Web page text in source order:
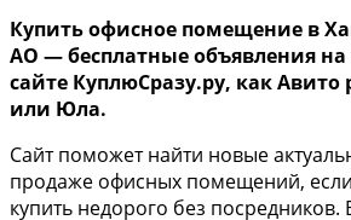
Купитьофисное помещение в
АО — бесплатные объявления
сайте КуплюСразу.ру, как Авито
или Юла.
Сайт поможет найти новые
продаже офисных помещений,
купить недорого без посредников.